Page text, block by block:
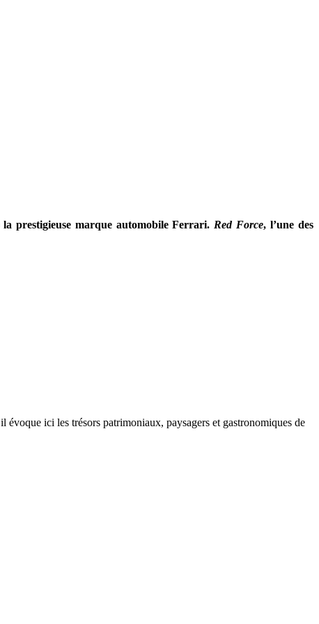
prestigieuse marque automobile Ferrari. Red Force, l’une des
ici les trésors patrimoniaux, paysagers et gastronomiques de